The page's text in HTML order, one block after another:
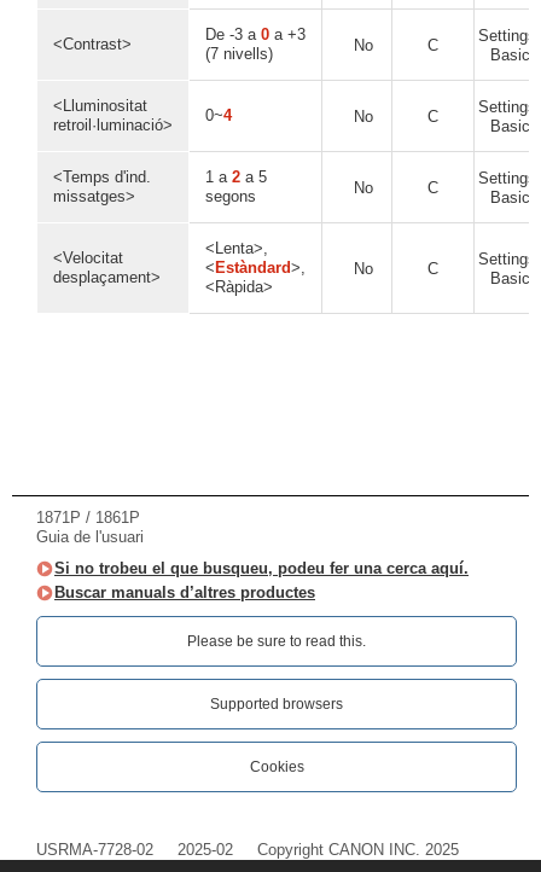
<Contrast>
De -3 a 0 a +3
(7 nivells)
No C
Basic
<Lluminositat
retroil·luminació>
0~4 No C
Basic
<Temps d'ind.
missatges>
1 a 2 a 5
segons
No C
Basic
<Velocitat
desplaçament>
<Lenta>,
< Estàndard>,
<Ràpida>
No C
Basic
1871P / 1861P
Guia de l'usuari
Si no trobeu el que busqueu, podeu fer una cerca aquí.
Buscar manuals d’altres productes
Please be sure to read this.‎
Supported browsers
Cookies
USRMA-7728-02 2025-02 Copyright CANON INC. 2025